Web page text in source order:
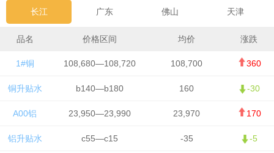
长江 广东 佛山 天津
品名 价格区间 均价 涨跌
1#铜 108,680—108,720 108,700 360
铜升贴水 b140—b180 160 -30
A00铝 23,950—23,990 23,970 170
铝升贴水 c55—c15 -35 -5